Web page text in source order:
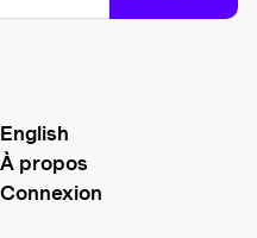
English
À propos
Connexion